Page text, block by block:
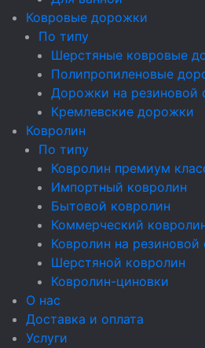
Ковровые дорожки
По типу
Шерстяные ковровые
Полипропиленовые
Дорожки на резиновой
Кремлевские дорожки
Ковролин
По типу
Ковролин премиум
Импортный ковролин
Бытовой ковролин
Коммерческий
Ковролин на резиновой
Шерстяной ковролин
Ковролин-циновки
О нас
Доставка и оплата
Услуги